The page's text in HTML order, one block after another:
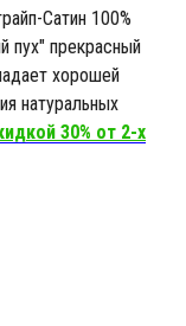
Сатин 100%
пух" прекрасный
хорошей
натуральных
30% от 2-х